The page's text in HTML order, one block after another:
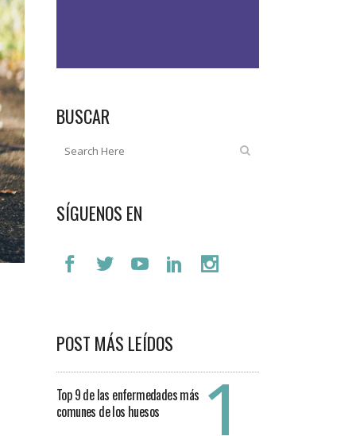
BUSCAR
SÍGUENOS EN
POST MÁS LEÍDOS
Top 9 de las enfermedades más
comunes de los huesos